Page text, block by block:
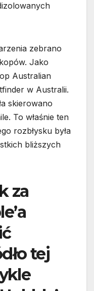
zebrano
Jako
Australian
w Australii.
skierowano
To właśnie ten
rozbłysku była
bliższych
za
tej